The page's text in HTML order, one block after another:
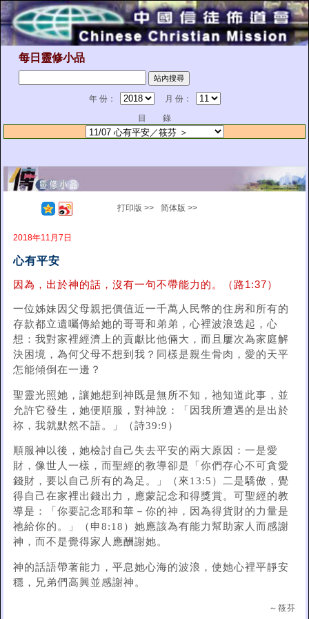
每日靈修小品
年 份：
月 份：
目 錄
打印版 >> 简体版 >>
2018年11月7日
心有平安
因為，出於神的話，沒有一句不帶能力的。（路1:37）
一位姊妹因父母親把價值近一千萬人民幣的住房和所有的
存款都立遺囑傳給她的哥哥和弟弟，心裡波浪迭起，心
想：我對家裡經濟上的貢獻比他倆大，而且屢次為家庭解
決困境，為何父母不想到我？同樣是親生骨肉，愛的天平
怎能傾倒在一邊？
聖靈光照她，讓她想到神既是無所不知，祂知道此事，並
允許它發生，她便順服，對神說：「因我所遭遇的是出於
祢，我就默然不語。」（詩39:9）
順服神以後，她檢討自己失去平安的兩大原因：一是愛
財，像世人一樣，而聖經的教導卻是「你們存心不可貪愛
錢財，要以自己所有的為足。」（來13:5）二是驕傲，覺
得自己在家裡出錢出力，應蒙記念和得獎賞。可聖經的教
導是：「你要記念耶和華－你的神，因為得貨財的力量是
祂給你的。」（申8:18）她應該為有能力幫助家人而感謝
神，而不是覺得家人應酬謝她。
神的話語帶著能力，平息她心海的波浪，使她心裡平靜安
穩，兄弟們高興並感謝神。
～筱芬